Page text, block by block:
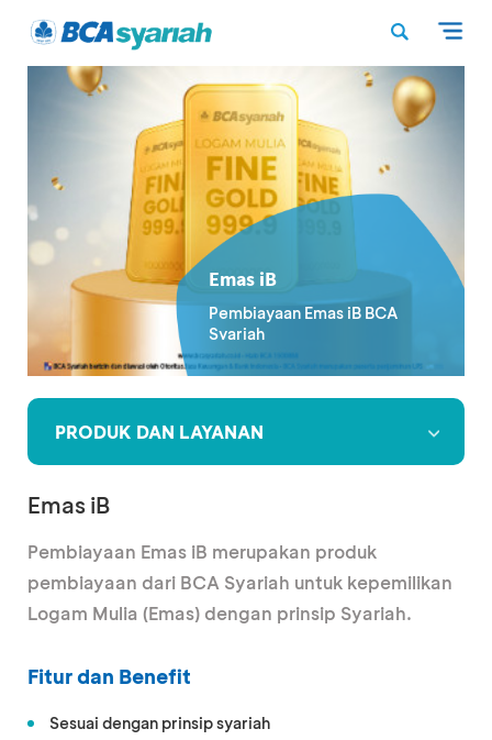
Emas iB
Pembiayaan Emas iB BCA
Syariah
PRODUK DAN LAYANAN
Emas iB
Pembiayaan Emas iB merupakan produk
pembiayaan dari BCA Syariah untuk kepemilikan
Logam Mulia (Emas) dengan prinsip Syariah.
Fitur dan Benefit
Sesuai dengan prinsip syariah